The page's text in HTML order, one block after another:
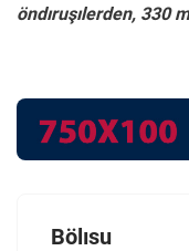
öndıruşılerden, 330
Bölısu